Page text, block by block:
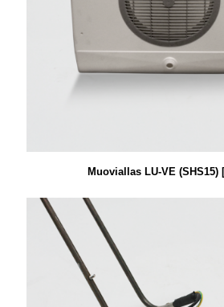
Muoviallas LU-VE (SHS15)